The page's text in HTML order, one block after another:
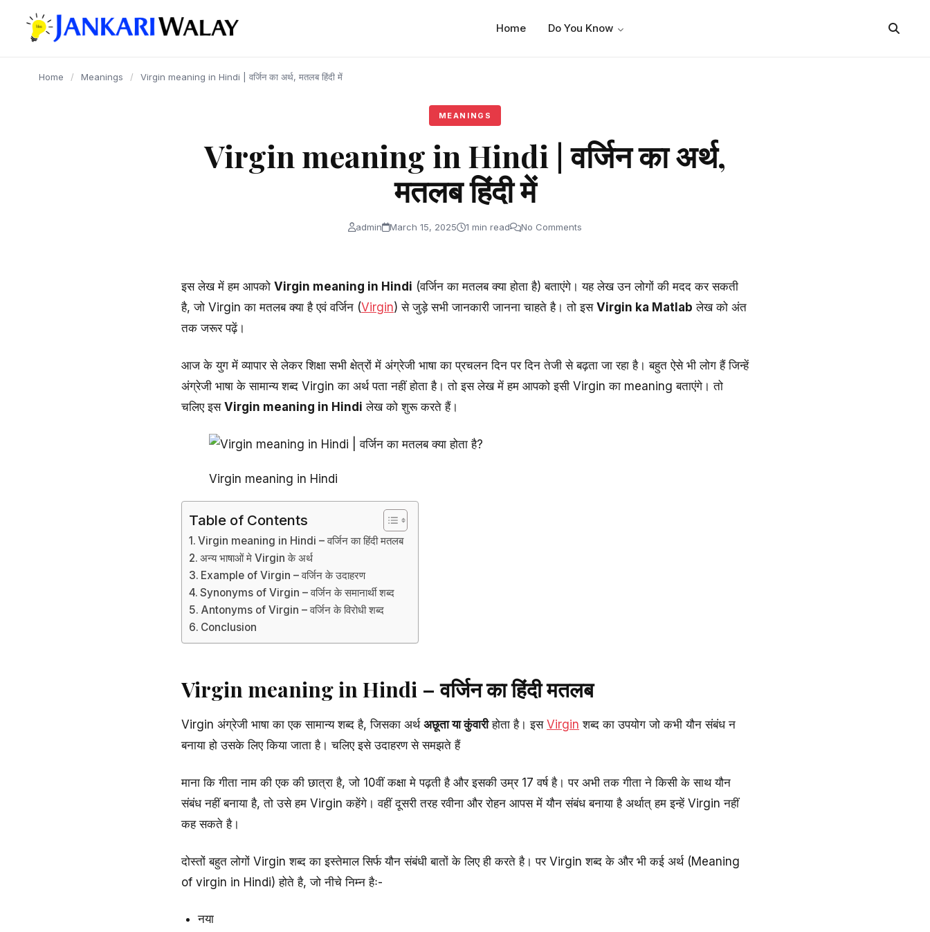
content
Home Do You Know
Home / Meanings / Virgin meaning in Hindi | वर्जिन का अर्थ, मतलब हिंदी में
MEANINGS
Virgin meaning in Hindi | वर्जिन का अर्थ,
मतलब हिंदी में
admin March 15, 2025 1 min read No Comments
इस लेख में हम आपको Virgin meaning in Hindi (वर्जिन का मतलब क्या होता है) बताएंगे। यह लेख उन लोगों की मदद कर सकती
है, जो Virgin का मतलब क्या है एवं वर्जिन (Virgin) से जुड़े सभी जानकारी जानना चाहते है। तो इस Virgin ka Matlab लेख को अंत
तक जरूर पढ़ें।
आज के युग में व्यापार से लेकर शिक्षा सभी क्षेत्रों में अंग्रेजी भाषा का प्रचलन दिन पर दिन तेजी से बढ़ता जा रहा है। बहुत ऐसे भी लोग हैं जिन्हें
अंग्रेजी भाषा के सामान्य शब्द Virgin का अर्थ पता नहीं होता है। तो इस लेख में हम आपको इसी Virgin का meaning बताएंगे। तो
चलिए इस Virgin meaning in Hindi लेख को शुरू करते हैं।
Virgin meaning in Hindi
Table of Contents
Virgin meaning in Hindi – वर्जिन का हिंदी मतलब
अन्य भाषाओं मे Virgin के अर्थ
Example of Virgin – वर्जिन के उदाहरण
Synonyms of Virgin – वर्जिन के समानार्थी शब्द
Antonyms of Virgin – वर्जिन के विरोधी शब्द
Conclusion
Virgin meaning in Hindi – वर्जिन का हिंदी मतलब
Virgin अंग्रेजी भाषा का एक सामान्य शब्द है, जिसका अर्थ अछूता या कुंवारीहोता है। इस Virgin शब्द का उपयोग जो कभी यौन संबंध न
बनाया हो उसके लिए किया जाता है। चलिए इसे उदाहरण से समझते हैं
माना कि गीता नाम की एक की छात्रा है, जो 10वीं कक्षा मे पढ़ती है और इसकी उम्र 17 वर्ष है। पर अभी तक गीता ने किसी के साथ यौन
संबंध नहीं बनाया है, तो उसे हम Virgin कहेंगे। वहीं दूसरी तरह रवीना और रोहन आपस में यौन संबंध बनाया है अर्थात् हम इन्हें Virgin नहीं
कह सकते है।
दोस्तों बहुत लोगों Virgin शब्द का इस्तेमाल सिर्फ यौन संबंधी बातों के लिए ही करते है। पर Virgin शब्द के और भी कई अर्थ (Meaning
of virgin in Hindi) होते है, जो नीचे निम्न हैः-
नया